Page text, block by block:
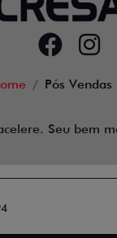
Pós Vendas
Seu bem